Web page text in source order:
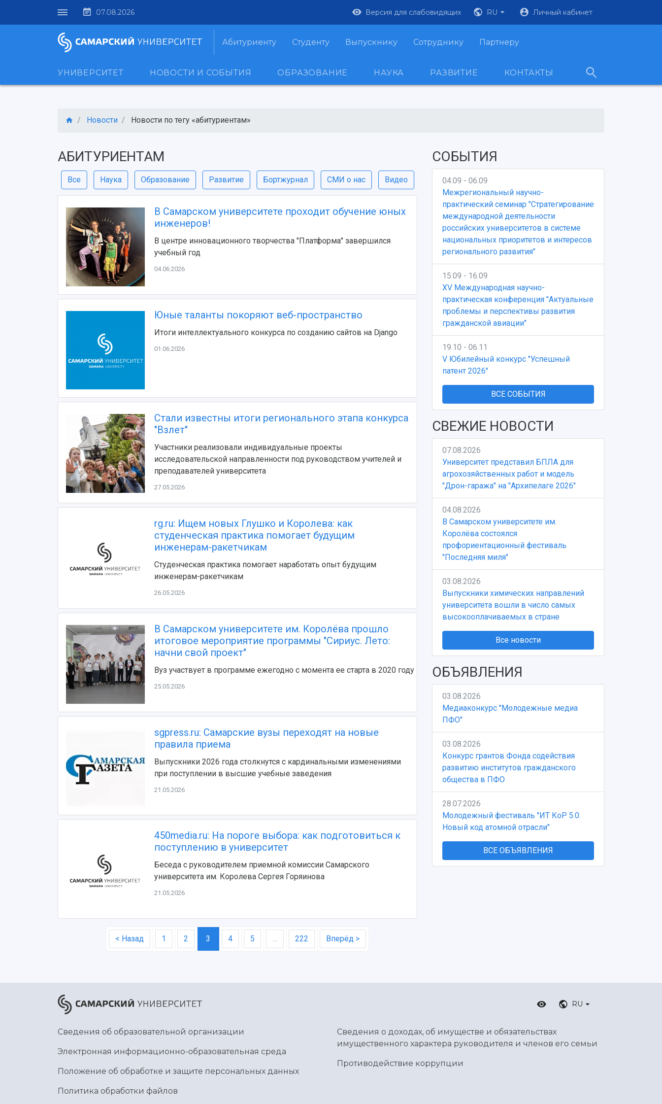
07.08.2026 Версия для слабовидящих RU Личный кабинет
Абитуриенту Студенту Выпускнику Сотруднику Партнеру
УНИВЕРСИТЕТ НОВОСТИ И СОБЫТИЯ ОБРАЗОВАНИЕ НАУКА РАЗВИТИЕ КОНТАКТЫ
Новости Новости по тегу «абитуриентам»
АБИТУРИЕНТАМ
Все Наука Образование Развитие Бортжурнал СМИ о нас Видео
В Самарском университете проходит обучение юных
инженеров!
В центре инновационного творчества "Платформа" завершился
учебный год
04.06.2026
Юные таланты покоряют веб-пространство
Итоги интеллектуального конкурса по созданию сайтов на Django
01.06.2026
Стали известны итоги регионального этапа конкурса
"Взлет"
Участники реализовали индивидуальные проекты
исследовательской направленности под руководством учителей и
преподавателей университета
27.05.2026
rg.ru: Ищем новых Глушко и Королева: как
студенческая практика помогает будущим
инженерам-ракетчикам
Студенческая практика помогает наработать опыт будущим
инженерам-ракетчикам
26.05.2026
В Самарском университете им. Королёва прошло
итоговое мероприятие программы "Сириус. Лето:
начни свой проект"
Вуз участвует в программе ежегодно с момента ее старта в 2020 году
25.05.2026
sgpress.ru: Самарские вузы переходят на новые
правила приема
Выпускники 2026 года столкнутся с кардинальными изменениями
при поступлении в высшие учебные заведения
21.05.2026
450media.ru: На пороге выбора: как подготовиться к
поступлению в университет
Беседа с руководителем приемной комиссии Самарского
университета им. Королева Сергея Горяинова
21.05.2026
< Назад 1 2 3 4 5 222 Вперёд >
СОБЫТИЯ
04.09 - 06.09
Межрегиональный научно-
практический семинар "Стратегирование
международной деятельности
российских университетов в системе
национальных приоритетов и интересов
регионального развития"
15.09 - 16.09
XV Международная научно-
практическая конференция "Актуальные
проблемы и перспективы развития
гражданской авиации"
19.10 - 06.11
V Юбилейный конкурс "Успешный
патент 2026"
ВСЕ СОБЫТИЯ
СВЕЖИЕ НОВОСТИ
07.08.2026
Университет представил БПЛА для
агрохозяйственных работ и модель
"Дрон-гаража" на "Архипелаге 2026"
04.08.2026
В Самарском университете им.
Королёва состоялся
профориентационный фестиваль
"Последняя миля"
03.08.2026
Выпускники химических направлений
университета вошли в число самых
высокооплачиваемых в стране
Все новости
ОБЪЯВЛЕНИЯ
03.08.2026
Медиаконкурс "Молодежные медиа
ПФО"
03.08.2026
Конкурс грантов Фонда содействия
развитию институтов гражданского
общества в ПФО
28.07.2026
Молодежный фестиваль "ИТ КоР 5.0.
Новый код атомной отрасли"
ВСЕ ОБЪЯВЛЕНИЯ
RU
Сведения об образовательной организации
Электронная информационно-образовательная среда
Положение об обработке и защите персональных данных
Политика обработки файлов
Сведения о доходах, об имуществе и обязательствах
имущественного характера руководителя и членов его семьи
Противодействие коррупции